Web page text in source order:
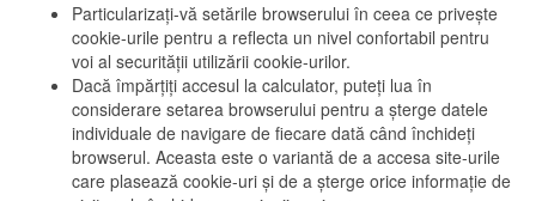
Particularizați-vă setările browserului în ceea ce privește
cookie-urile pentru a reflecta un nivel confortabil pentru
voi al securității utilizării cookie-urilor.
Dacă împărțiți accesul la calculator, puteți lua în
considerare setarea browserului pentru a șterge datele
individuale de navigare de fiecare dată când închideți
browserul. Aceasta este o variantă de a accesa site-urile
care plasează cookie-uri și de a șterge orice informație de